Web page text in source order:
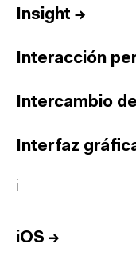
Insight →
Interacción
Intercambio
Interfaz
i
iOS →